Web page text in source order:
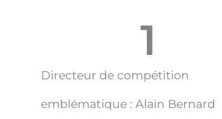
Directeur de compétition
emblématique : Alain Bernard
1